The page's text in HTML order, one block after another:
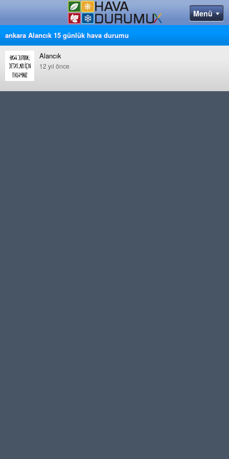
ankara Alancık 15 günlük hava durumu
Alancık
12 yıl önce